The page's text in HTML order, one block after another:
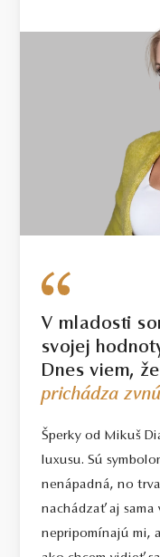
V mladosti
svojej
Dnes viem,
prichádza
Šperky od Mikuš
luxusu. Sú
nenápadná, no
nachádzať aj sama
nepripomínajú mi,